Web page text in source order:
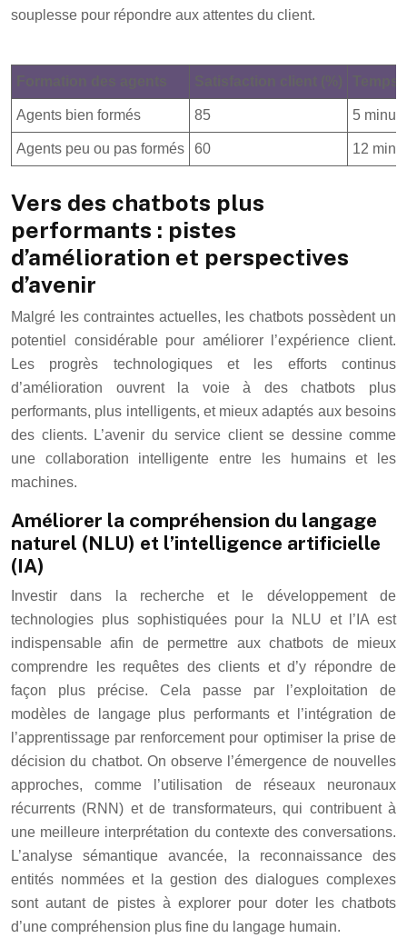
souplesse pour répondre aux attentes du client.
Agents bien formés 85 5
Agents peu ou pas formés 60 12
Vers des chatbots plus
performants : pistes
d’amélioration et perspectives
d’avenir
Malgré les contraintes actuelles, les chatbots possèdent un
potentiel considérable pour améliorer l’expérience client.
Les progrès technologiques et les efforts continus
d’amélioration ouvrent la voie à des chatbots plus
performants, plus intelligents, et mieux adaptés aux besoins
des clients. L’avenir du service client se dessine comme
une collaboration intelligente entre les humains et les
machines.
Améliorer la compréhension du langage
naturel (NLU) et l’intelligence artificielle
(IA)
Investir dans la recherche et le développement de
technologies plus sophistiquées pour la NLU et l’IA est
indispensable afin de permettre aux chatbots de mieux
comprendre les requêtes des clients et d’y répondre de
façon plus précise. Cela passe par l’exploitation de
modèles de langage plus performants et l’intégration de
l’apprentissage par renforcement pour optimiser la prise de
décision du chatbot. On observe l’émergence de nouvelles
approches, comme l’utilisation de réseaux neuronaux
récurrents (RNN) et de transformateurs, qui contribuent à
une meilleure interprétation du contexte des conversations.
L’analyse sémantique avancée, la reconnaissance des
entités nommées et la gestion des dialogues complexes
sont autant de pistes à explorer pour doter les chatbots
d’une compréhension plus fine du langage humain.